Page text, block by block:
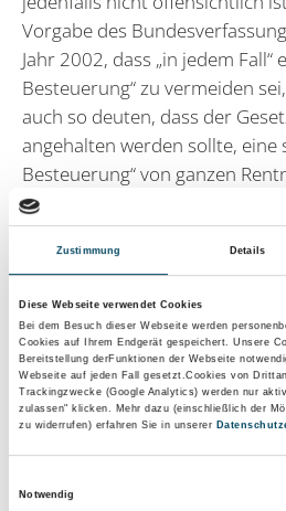
Zustimmung Details
Diese Webseite verwendet Cookies
Bei dem Besuch dieser Webseite werden
Cookies auf Ihrem Endgerät gespeichert. Unsere
Bereitstellung derFunktionen der Webseite
Webseite auf jeden Fall gesetzt.Cookies von
Trackingzwecke (Google Analytics) werden nur
zulassen" klicken. Mehr dazu (einschließlich der
zu widerrufen) erfahren Sie in unserer
Notwendig
Vorgabe des
Jahr 2002, dass „in jedem Fall“
Besteuerung“ zu vermeiden
auch so deuten, dass der
angehalten werden sollte,
Besteuerung“ von ganzen
jahrgängen zu verhindern,
jedem individuellen Fall.
Weitere Themen aus
Monatsinformation